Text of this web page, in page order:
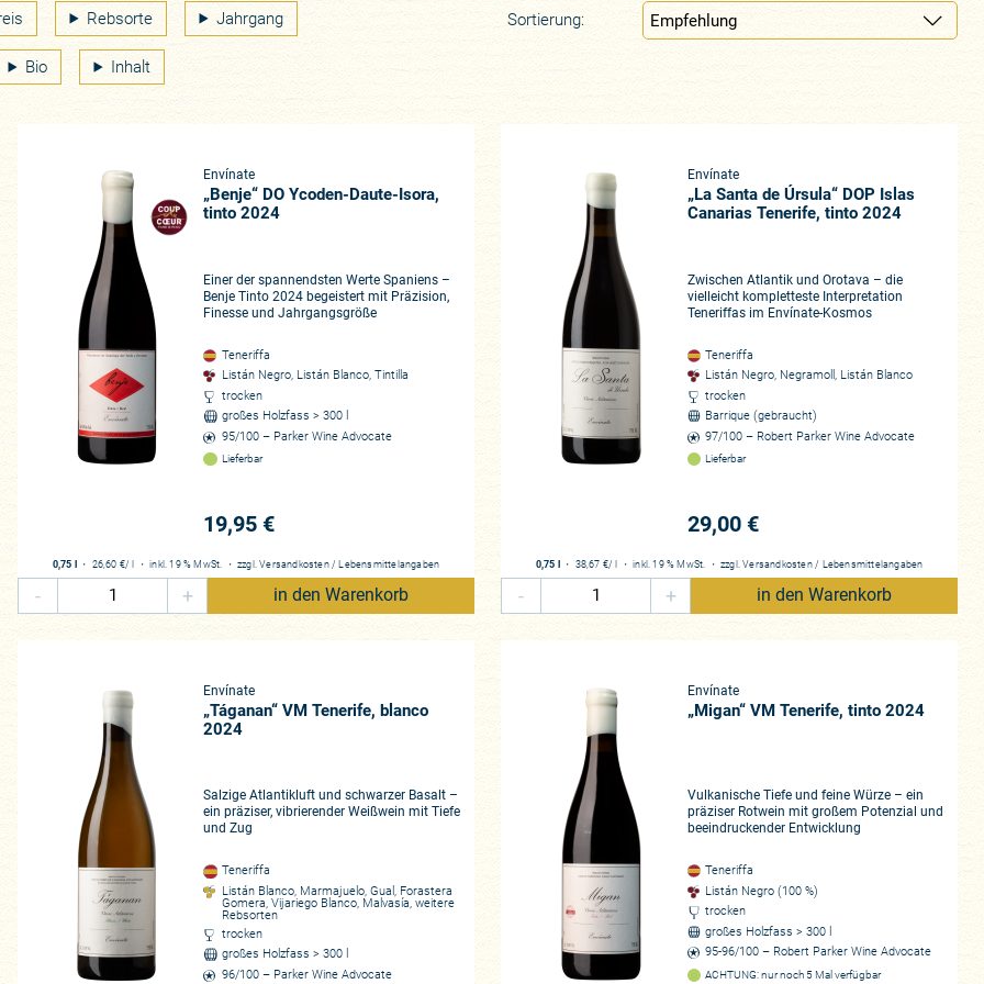
Rebsorte Jahrgang
Bio Inhalt
Sortierung:
Envínate
„Benje“ DO Ycoden-Daute-Isora,
tinto 2024
Einer der spannendsten Werte Spaniens –
Benje Tinto 2024 begeistert mit Präzision,
Finesse und Jahrgangsgröße
Teneriffa
Listán Negro, Listán Blanco, Tintilla
trocken
großes Holzfass > 300 l
95/100 – Parker Wine Advocate
Lieferbar
19,95 €
0,75 l ・ 26,60 €/ l ・inkl. 19 % MwSt. ・ zzgl.Versandkosten / Lebensmittelangaben
- + in den Warenkorb
Envínate
„La Santa de Úrsula“ DOP Islas
Canarias Tenerife, tinto 2024
Zwischen Atlantik und Orotava – die
vielleicht kompletteste Interpretation
Teneriffas im Envínate-Kosmos
Teneriffa
Listán Negro, Negramoll, Listán Blanco
trocken
Barrique (gebraucht)
97/100 – Robert Parker Wine Advocate
Lieferbar
29,00 €
0,75 l ・ 38,67 €/ l ・inkl. 19 % MwSt. ・zzgl.Versandkosten / Lebensmittelangaben
- + in den Warenkorb
Envínate
„Táganan“ VM Tenerife, blanco
2024
Salzige Atlantikluft und schwarzer Basalt –
ein präziser, vibrierender Weißwein mit Tiefe
und Zug
Teneriffa
Listán Blanco, Marmajuelo, Gual, Forastera
Gomera, Vijariego Blanco, Malvasía, weitere
Rebsorten
trocken
großes Holzfass > 300 l
96/100 – Parker Wine Advocate
Envínate
„Migan“ VM Tenerife, tinto 2024
Vulkanische Tiefe und feine Würze – ein
präziser Rotwein mit großem Potenzial und
beeindruckender Entwicklung
Teneriffa
Listán Negro (100 %)
trocken
großes Holzfass > 300 l
95-96/100 – Robert Parker Wine Advocate
ACHTUNG: nur noch 5 Mal verfügbar